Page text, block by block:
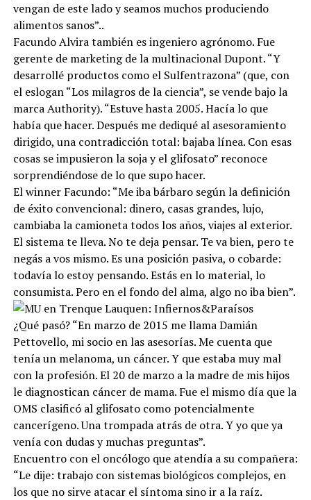
vengan de este lado y seamos muchos produciendo
alimentos sanos”..
Facundo Alvira también es ingeniero agrónomo. Fue
gerente de marketing de la multinacional Dupont. “Y
desarrollé productos como el Sulfentrazona” (que, con
el eslogan “Los milagros de la ciencia”, se vende bajo la
marca Authority). “Estuve hasta 2005. Hacía lo que
había que hacer. Después me dediqué al asesoramiento
dirigido, una contradicción total: bajaba línea. Con esas
cosas se impusieron la soja y el glifosato” reconoce
sorprendiéndose de lo que supo hacer.
El winner Facundo: “Me iba bárbaro según la definición
de éxito convencional: dinero, casas grandes, lujo,
cambiaba la camioneta todos los años, viajes al exterior.
El sistema te lleva. No te deja pensar. Te va bien, pero te
negás a vos mismo. Es una posición pasiva, o cobarde:
todavía lo estoy pensando. Estás en lo material, lo
consumista. Pero en el fondo del alma, algo no iba bien”.
¿Qué pasó? “En marzo de 2015 me llama Damián
Pettovello, mi socio en las asesorías. Me cuenta que
tenía un melanoma, un cáncer. Y que estaba muy mal
con la profesión. El 20 de marzo a la madre de mis hijos
le diagnostican cáncer de mama. Fue el mismo día que la
OMS clasificó al glifosato como potencialmente
cancerígeno. Una trompada atrás de otra. Y yo que ya
venía con dudas y muchas preguntas”.
Encuentro con el oncólogo que atendía a su compañera:
“Le dije: trabajo con sistemas biológicos complejos, en
los que no sirve atacar el síntoma sino ir a la raíz.